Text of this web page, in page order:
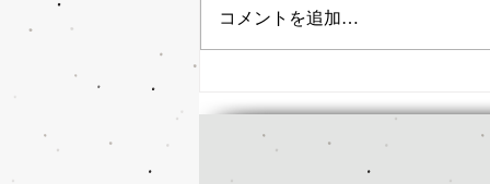
駅前の整骨院
コメントを追加…